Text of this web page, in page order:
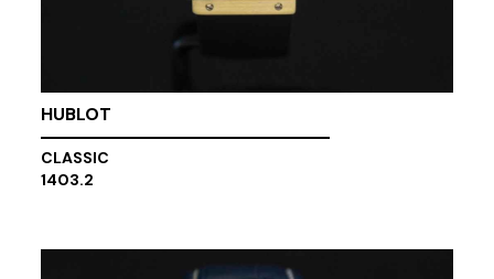
HUBLOT
CLASSIC
1403.2